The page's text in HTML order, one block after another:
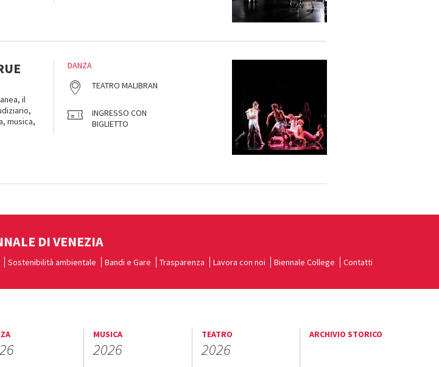
il
musica,
DANZA
TEATRO MALIBRAN
INGRESSO CON
BIGLIETTO
DI VENEZIA
Sostenibilità ambientale Bandi e Gare Trasparenza Lavora con noi Biennale College Contatti
MUSICA
2026
TEATRO
2026
ARCHIVIO STORICO